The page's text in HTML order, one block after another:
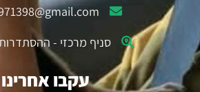
סניף מרכזי - ההסתדרות 145
עקבו אחרינו